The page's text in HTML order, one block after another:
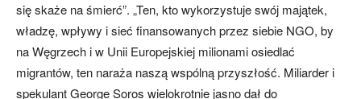
się skaże na śmierć”. „Ten, kto wykorzystuje swój majątek,
władzę, wpływy i sieć finansowanych przez siebie NGO, by
na Węgrzech i w Unii Europejskiej milionami osiedlać
migrantów, ten naraża naszą wspólną przyszłość. Miliarder i
spekulant George Soros wielokrotnie jasno dał do